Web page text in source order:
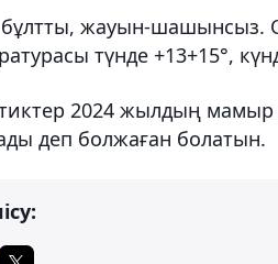
жауын-шашынсыз.
түнде +13+15°,
2024 жылдың
деп болжаған болатын.